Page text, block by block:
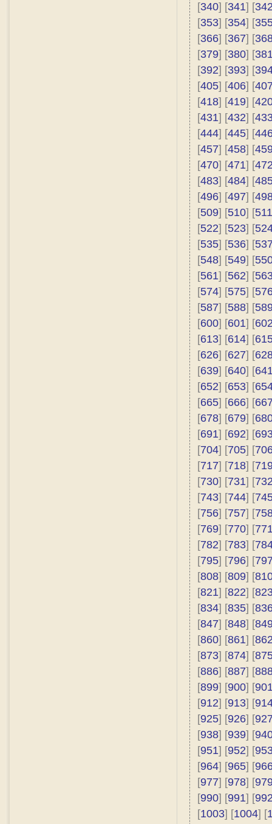
[340] [341] [
[353] [354] [
[366] [367] [
[379] [380] [
[392] [393] [
[405] [406] [
[418] [419] [
[431] [432] [
[444] [445] [
[457] [458] [
[470] [471] [
[483] [484] [
[496] [497] [
[509] [510] [511
[522] [523] [
[535] [536] [
[548] [549] [
[561] [562] [
[574] [575] [
[587] [588] [
[600] [601] [
[613] [614] [
[626] [627] [
[639] [640] [
[652] [653] [
[665] [666] [
[678] [679] [
[691] [692] [
[704] [705] [
[717] [718] [
[730] [731] [
[743] [744] [
[756] [757] [
[769] [770] [
[782] [783] [
[795] [796] [
[808] [809] [
[821] [822] [
[834] [835] [
[847] [848] [
[860] [861] [
[873] [874] [
[886] [887] [
[899] [900] [
[912] [913] [
[925] [926] [
[938] [939] [
[951] [952] [
[964] [965] [
[977] [978] [
[990] [991] [
[1003] [1004] [